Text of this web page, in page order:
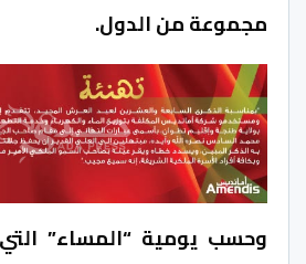
مجموعة من الدول.
وحسب يومية “المساء”